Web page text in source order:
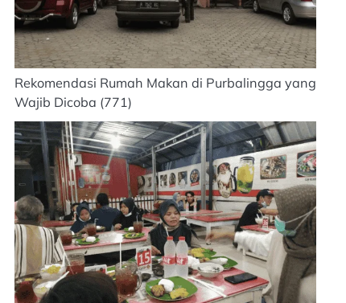
Rekomendasi Rumah Makan di Purbalingga yang
Wajib Dicoba (771)